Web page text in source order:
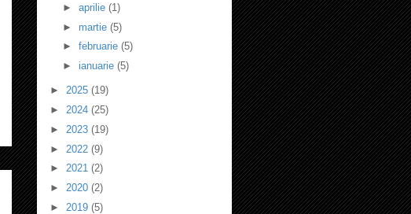
► aprilie (1)
► martie (5)
► februarie (5)
► ianuarie (5)
► 2025 (19)
► 2024 (25)
► 2023 (19)
► 2022 (9)
► 2021 (2)
► 2020 (2)
► 2019 (5)